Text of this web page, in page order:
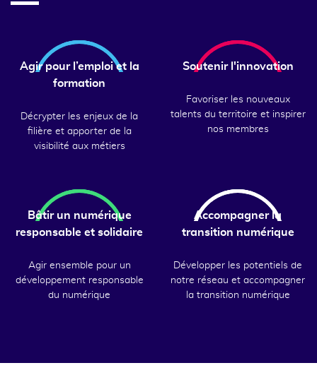
Agir pour l’emploi et la
formation
Décrypter les enjeux de la
filière et apporter de la
visibilité aux métiers
Soutenir l'innovation
Favoriser les nouveaux
talents du territoire et inspirer
nos membres
Bâtir un numérique
responsable et solidaire
Agir ensemble pour un
développement responsable
du numérique
Accompagner la
transition numérique
Développer les potentiels de
notre réseau et accompagner
la transition numérique